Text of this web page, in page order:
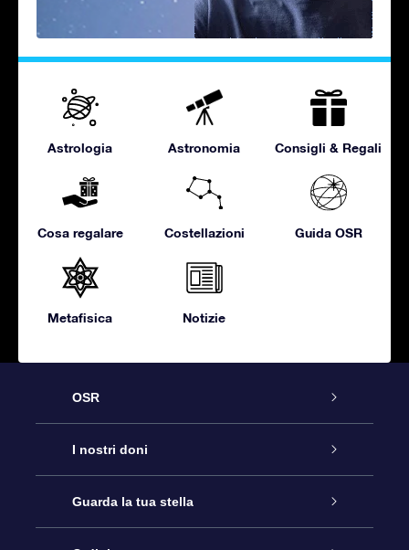
Astrologia Astronomia Consigli & Regali
Cosa regalare Costellazioni Guida OSR
Metafisica Notizie
OSR
Assistenza
Contattaci
I nostri doni
Online Star Gift
Guarda la tua stella